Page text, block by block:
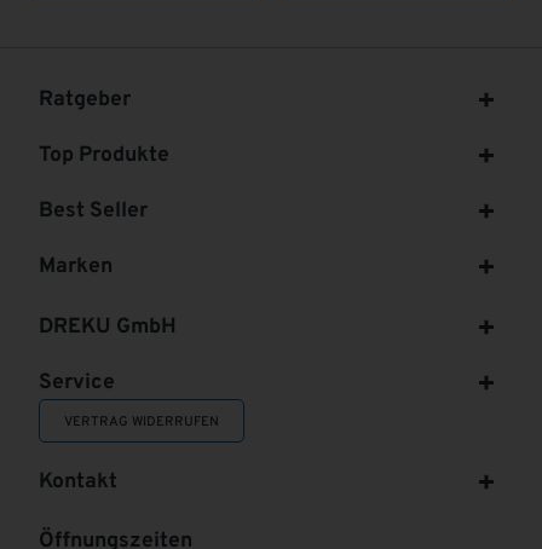
Ratgeber
Top Produkte
Best Seller
Marken
DREKU GmbH
Service
VERTRAG WIDERRUFEN
Kontakt
Öffnungszeiten